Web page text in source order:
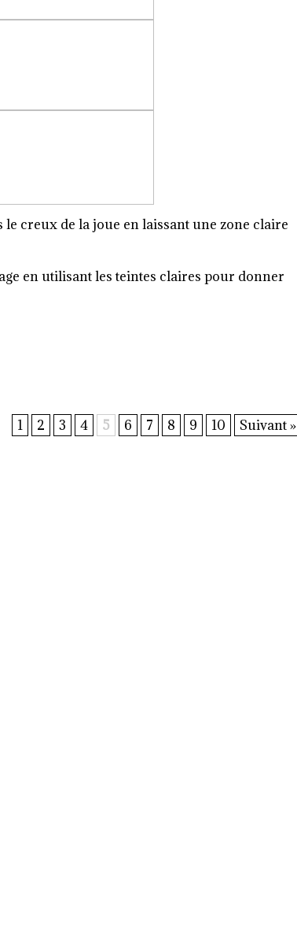
le creux de la joue en laissant une zone claire
en utilisant les teintes claires pour donner
1
2 3 4 5 6 7 8 9 10 Suivant »